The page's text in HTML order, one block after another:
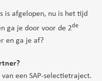
is afgelopen, nu is het tijd
ga je door voor de 2de
en ga je af?
een SAP-selectietraject.